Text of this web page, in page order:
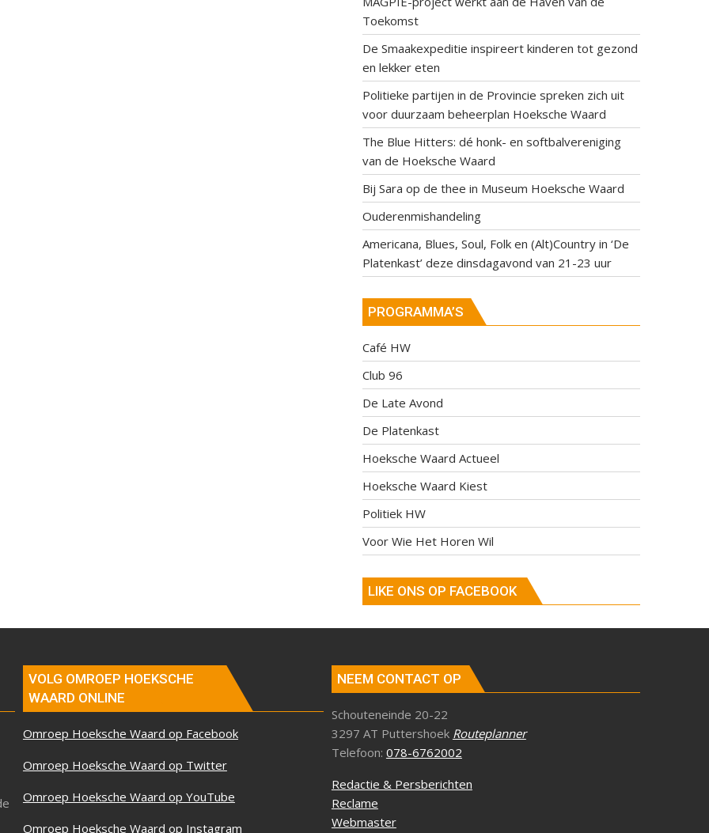
Toekomst
De Smaakexpeditie inspireert kinderen tot gezond
en lekker eten
Politieke partijen in de Provincie spreken zich uit
voor duurzaam beheerplan Hoeksche Waard
The Blue Hitters: dé honk- en softbalvereniging
van de Hoeksche Waard
Bij Sara op de thee in Museum Hoeksche Waard
Ouderenmishandeling
Americana, Blues, Soul, Folk en (Alt)Country in ‘De
Platenkast’ deze dinsdagavond van 21-23 uur
PROGRAMMA’S
Café HW
Club 96
De Late Avond
De Platenkast
Hoeksche Waard Actueel
Hoeksche Waard Kiest
Politiek HW
Voor Wie Het Horen Wil
LIKE ONS OP FACEBOOK
VOLG OMROEP HOEKSCHE
WAARD ONLINE
Omroep Hoeksche Waard op Facebook
Omroep Hoeksche Waard op Twitter
Omroep Hoeksche Waard op YouTube
Omroep Hoeksche Waard op Instagram
NEEM CONTACT OP
Schouteneinde 20-22
3297 AT Puttershoek Routeplanner
Telefoon: 078-6762002
Redactie & Persberichten
Reclame
Webmaster